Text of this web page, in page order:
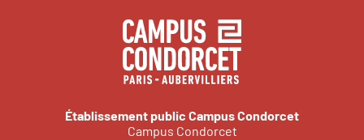
Établissement public Campus Condorcet
Campus Condorcet